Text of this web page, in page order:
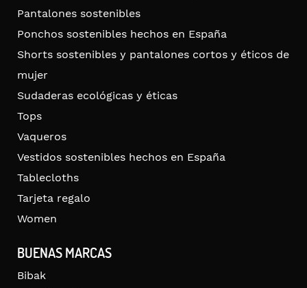
Pantalones sostenibles
Ponchos sostenibles hechos en España
Shorts sostenibles y pantalones cortos y éticos de
mujer
Sudaderas ecológicas y éticas
Tops
Vaqueros
Vestidos sostenibles hechos en España
Tablecloths
Tarjeta regalo
Women
BUENAS MARCAS
Bibak